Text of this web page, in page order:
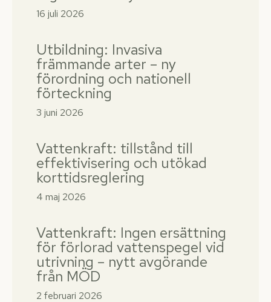
16 juli 2026
Utbildning: Invasiva
främmande arter – ny
förordning och nationell
förteckning
3 juni 2026
Vattenkraft: tillstånd till
effektivisering och utökad
korttidsreglering
4 maj 2026
Vattenkraft: Ingen ersättning
för förlorad vattenspegel vid
utrivning – nytt avgörande
från MÖD
2 februari 2026